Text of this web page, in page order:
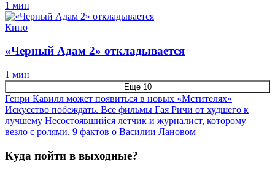
1 мин
Кино
«Черный Адам 2» откладывается
1 мин
Еще 10
Генри Кавилл может появиться в новых «Мстителях»
Искусство побеждать. Все фильмы Гая Ричи от худшего к
лучшему Несостоявшийся летчик и журналист, которому
везло с ролями. 9 фактов о Василии Лановом
Куда пойти в выходные?